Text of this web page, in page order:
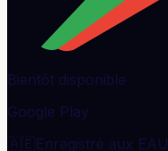
Bientôt disponible
Google Play
🇦🇪Enregistré aux EAU